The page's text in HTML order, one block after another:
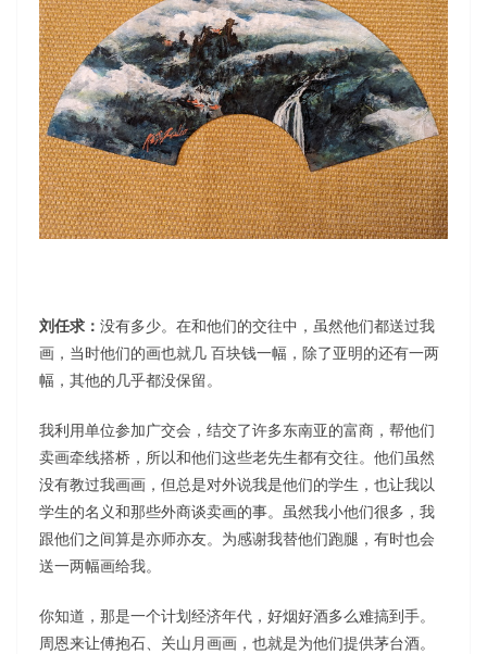
刘任求： 没有多少。在和他们的交往中，虽然他们都送过我
画，当时他们的画也就几 百块钱一幅，除了亚明的还有一两
幅，其他的几乎都没保留。
我利用单位参加广交会，结交了许多东南亚的富商，帮他们
卖画牵线搭桥，所以和他们这些老先生都有交往。他们虽然
没有教过我画画，但总是对外说我是他们的学生，也让我以
学生的名义和那些外商谈卖画的事。虽然我小他们很多，我
跟他们之间算是亦师亦友。为感谢我替他们跑腿，有时也会
送一两幅画给我。
你知道，那是一个计划经济年代，好烟好酒多么难搞到手。
周恩来让傅抱石、关山月画画，也就是为他们提供茅台酒。